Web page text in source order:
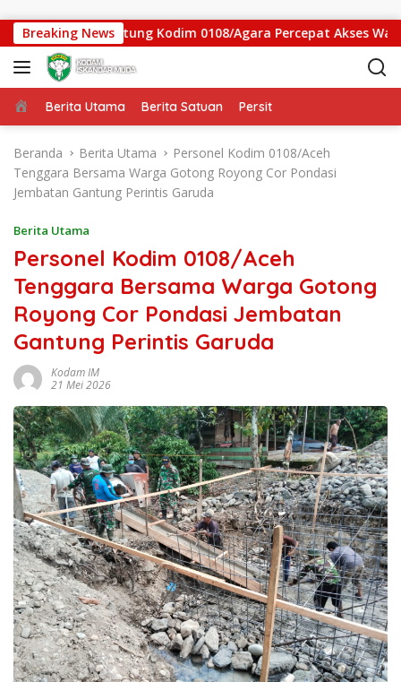
Breaking News
Gantung Kodim 0108/Agara Percepat Akses Warga
Beranda
Berita Utama Berita Satuan Persit
Beranda Berita Utama
Personel Kodim 0108/Aceh
Tenggara Bersama Warga Gotong Royong Cor Pondasi
Jembatan Gantung Perintis Garuda
Berita Utama
Personel Kodim 0108/Aceh
Tenggara Bersama Warga Gotong
Royong Cor Pondasi Jembatan
Gantung Perintis Garuda
Kodam IM
21 Mei 2026